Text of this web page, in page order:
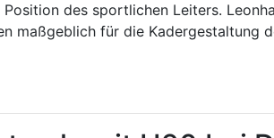
des sportlichen Leiters.
maßgeblich für die Kadergestaltung